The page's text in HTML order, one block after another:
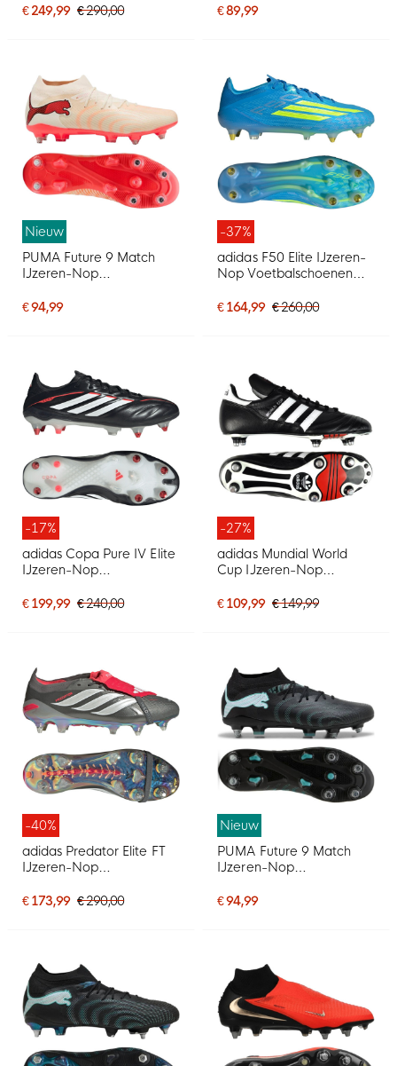
Wit Felroze Zwart
€ 249,99 € 290,00
Wit Paars Roze
€ 89,99
Nieuw
PUMA Future 9 Match
IJzeren-Nop
Gebroken Wit Zwart
€ 94,99
-37%
adidas F50 Elite IJzeren-
Nop Voetbalschoenen
€ 164,99 € 260,00
-17%
adidas Copa Pure IV Elite
IJzeren-Nop
Zwart Wit Rood
€ 199,99 € 240,00
-27%
adidas Mundial World
Cup IJzeren-Nop
Zwart Wit
€ 109,99 € 149,99
-40%
adidas Predator Elite FT
IJzeren-Nop
Donkergrijs Wit Zilver
€ 173,99 € 290,00
Nieuw
PUMA Future 9 Match
IJzeren-Nop
Zwart Intense Mint Wit
€ 94,99